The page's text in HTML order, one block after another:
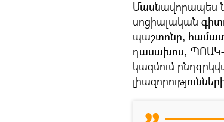
Մասնավորապես
սոցիալական
պաշտոնը,
դասախոս, ՊՈԱԿ-
կազմում